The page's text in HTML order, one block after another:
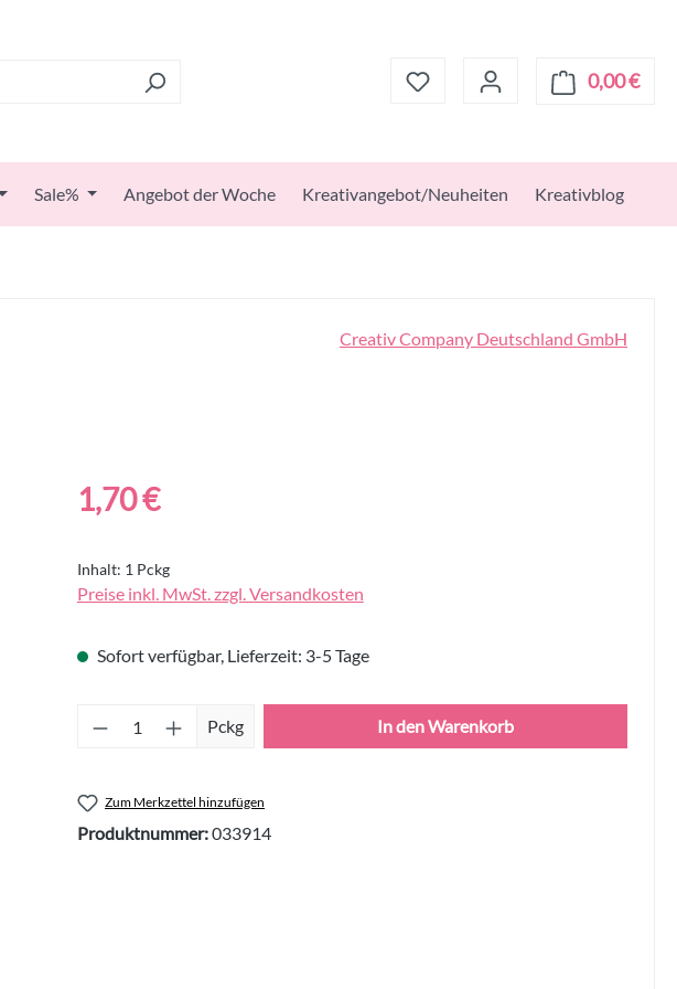
0,00 €
Sale% Angebot der Woche Kreativangebot/Neuheiten Kreativblog
Creativ Company Deutschland GmbH
Regulärer Preis:
1,70 €
Inhalt: 1 Pckg
Preise inkl. MwSt. zzgl. Versandkosten
Sofort verfügbar, Lieferzeit: 3-5 Tage
Produkt Anzahl: Gib den gewünschten Wert ein
Pckg In den Warenkorb
Zum Merkzettel hinzufügen
Produktnummer:033914